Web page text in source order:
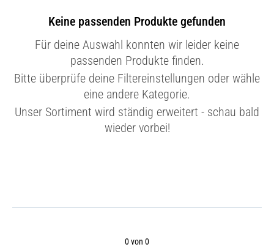
Keine passenden Produkte gefunden
Für deine Auswahl konnten wir leider keine
passenden Produkte finden.
Bitte überprüfe deine Filtereinstellungen oder wähle
eine andere Kategorie.
Unser Sortiment wird ständig erweitert - schau bald
wieder vorbei!
0 von 0